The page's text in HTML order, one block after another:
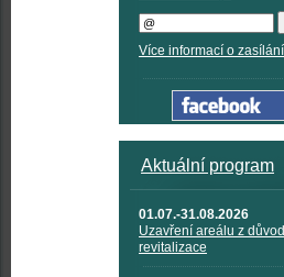
Více informací o
Aktuální program
01.07.-31.08.2026
Uzavření areálu z
revitalizace